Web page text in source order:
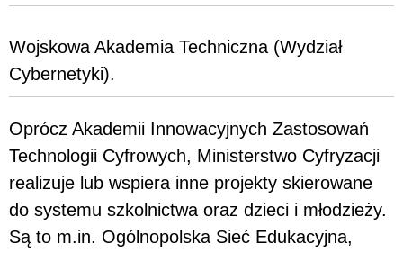
Wojskowa Akademia Techniczna (Wydział
Cybernetyki).
Oprócz Akademii Innowacyjnych Zastosowań
Technologii Cyfrowych, Ministerstwo Cyfryzacji
realizuje lub wspiera inne projekty skierowane
do systemu szkolnictwa oraz dzieci i młodzieży.
Są to m.in. Ogólnopolska Sieć Edukacyjna,